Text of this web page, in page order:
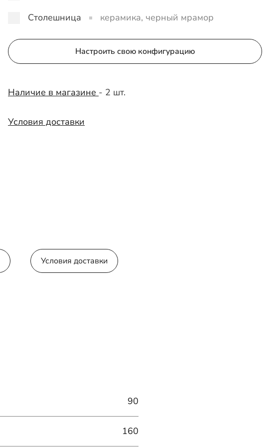
Столешница
керамика, черный мрамор
Настроить свою конфигурацию
Наличие в магазине - 2 шт.
Условия доставки
Условия доставки
90
160